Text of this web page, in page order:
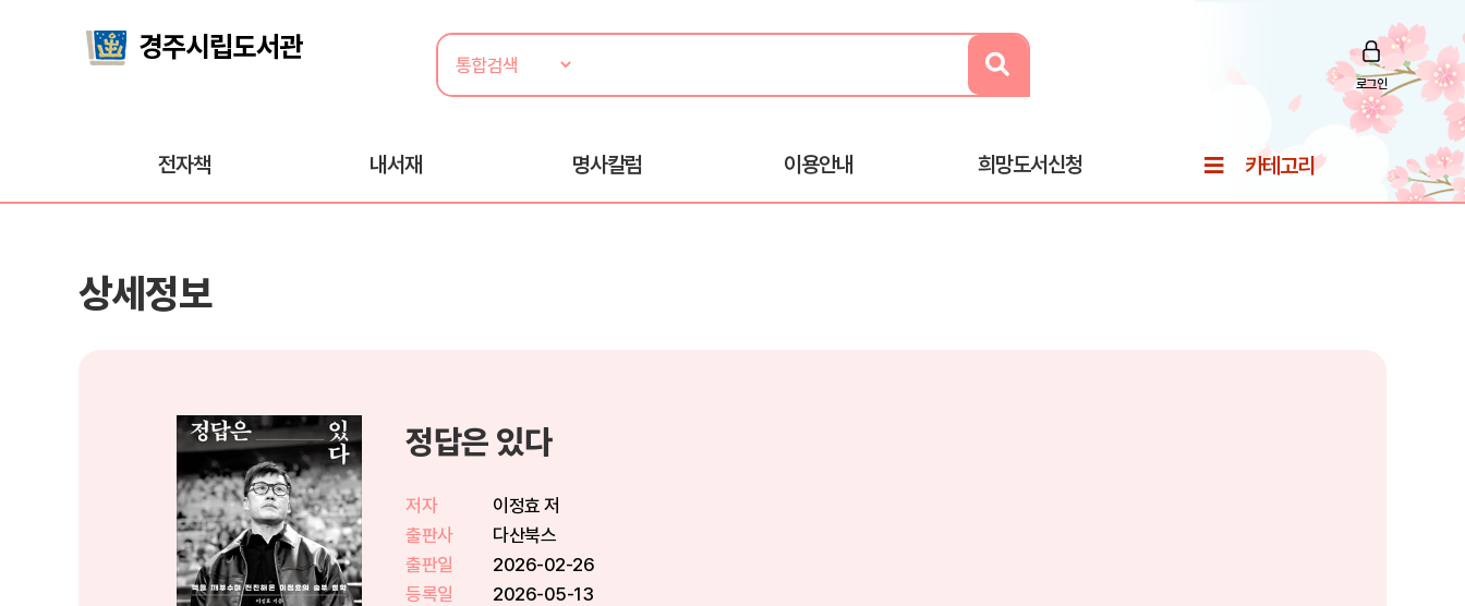
로그인
전자책 내서재 명사칼럼 이용안내 희망도서신청 카테고리
상세정보
정답은 있다
저자
이정효 저
출판사
다산북스
출판일
2026-02-26
등록일
2026-05-13